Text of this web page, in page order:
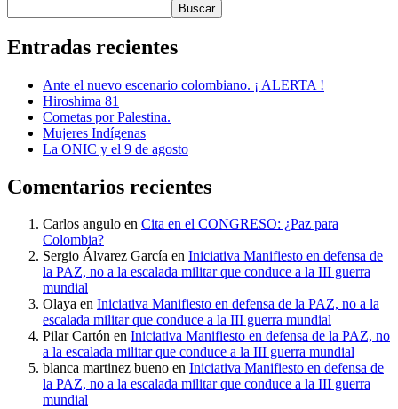
Buscar
Entradas recientes
Ante el nuevo escenario colombiano. ¡ ALERTA !
Hiroshima 81
Cometas por Palestina.
Mujeres Indígenas
La ONIC y el 9 de agosto
Comentarios recientes
Carlos angulo en Cita en el CONGRESO: ¿Paz para
Colombia?
Sergio Álvarez García en Iniciativa Manifiesto en defensa de
la PAZ, no a la escalada militar que conduce a la III guerra
mundial
Olaya en Iniciativa Manifiesto en defensa de la PAZ, no a la
escalada militar que conduce a la III guerra mundial
Pilar Cartón en Iniciativa Manifiesto en defensa de la PAZ, no
a la escalada militar que conduce a la III guerra mundial
blanca martinez bueno en Iniciativa Manifiesto en defensa de
la PAZ, no a la escalada militar que conduce a la III guerra
mundial